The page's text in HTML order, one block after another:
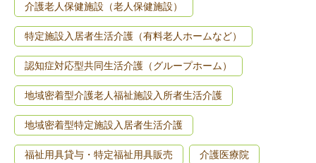
介護老人保健施設（老人保健施設）
特定施設入居者生活介護（有料老人ホームなど）
認知症対応型共同生活介護（グループホーム）
地域密着型介護老人福祉施設入所者生活介護
地域密着型特定施設入居者生活介護
福祉用具貸与・特定福祉用具販売 介護医療院